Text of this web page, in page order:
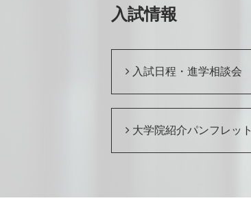
入試情報
入試日程・進学相談会
大学院紹介パンフレット